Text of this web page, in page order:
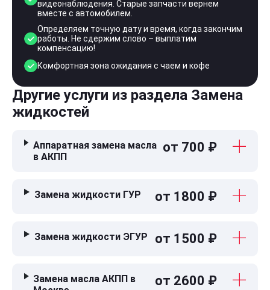
видеонаблюдения. Старые запчасти вернем
вместе с автомобилем.
Определяем точную дату и время, когда закончим
работы. Не сдержим слово – выплатим
компенсацию!
Комфортная зона ожидания с чаем и кофе
Другие услуги из раздела Замена
жидкостей
Аппаратная замена масла
в АКПП
от 700 ₽
Замена жидкости ГУР от 1800 ₽
Замена жидкости ЭГУР от 1500 ₽
Замена масла АКПП в
от 2600 ₽